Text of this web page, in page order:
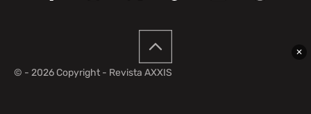
✕
© - 2026 Copyright - Revista AXXIS